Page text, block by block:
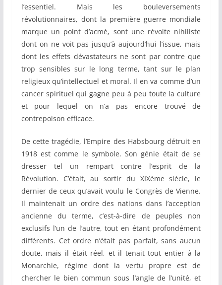
l’essentiel. Mais les bouleversements
révolutionnaires, dont la première guerre mondiale
marque un point d’acmé, sont une révolte nihiliste
dont on ne voit pas jusqu’à aujourd’hui l’issue, mais
dont les effets dévastateurs ne sont par contre que
trop sensibles sur le long terme, tant sur le plan
religieux qu’intellectuel et moral. Il en va comme d’un
cancer spirituel qui gagne peu à peu toute la culture
et pour lequel on n’a pas encore trouvé de
contrepoison efficace.
De cette tragédie, l’Empire des Habsbourg détruit en
1918 est comme le symbole. Son génie était de se
dresser tel un rempart contre l’esprit de la
Révolution. C’était, au sortir du XIXème siècle, le
dernier de ceux qu’avait voulu le Congrès de Vienne.
Il maintenait un ordre des nations dans l’acception
ancienne du terme, c’est-à-dire de peuples non
exclusifs l’un de l’autre, tout en étant profondément
différents. Cet ordre n’était pas parfait, sans aucun
doute, mais il était réel, et il tenait tout entier à la
Monarchie, régime dont la vertu propre est de
chercher le bien commun sous l’angle de l’unité, et